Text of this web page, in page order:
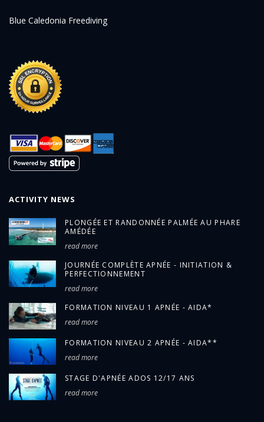
Blue Caledonia Freediving
ACTIVITY NEWS
PLONGÉE ET RANDONNÉE PALMÉE AU PHARE
AMÉDÉE
read more
JOURNÉE COMPLÈTE APNÉE - INITIATION &
PERFECTIONNEMENT
read more
FORMATION NIVEAU 1 APNÉE - AIDA*
read more
FORMATION NIVEAU 2 APNÉE - AIDA**
read more
STAGE D'APNÉE ADOS 12/17 ANS
read more